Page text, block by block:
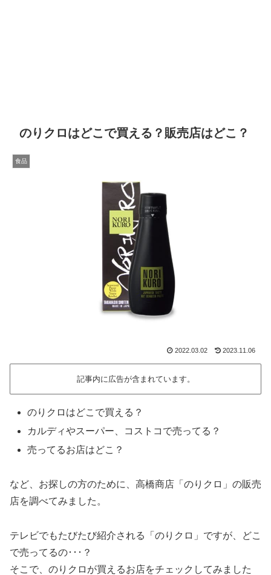
のりクロはどこで買える？販売店はどこ？
食品
2022.03.02 2023.11.06
記事内に広告が含まれています。
のりクロはどこで買える？
カルディやスーパー、コストコで売ってる？
売ってるお店はどこ？
など、お探しの方のために、高橋商店「のりクロ」の販売
店を調べてみました。
テレビでもたびたび紹介される「のりクロ」ですが、どこ
で売ってるの･･･？
そこで、のりクロが買えるお店をチェックしてみました